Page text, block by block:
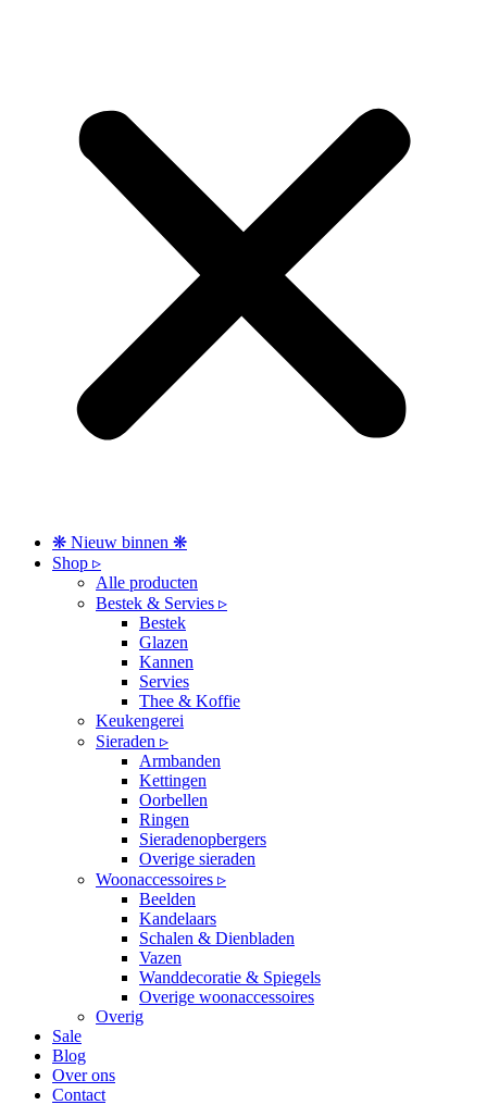
❋ Nieuw binnen ❋
Shop ▹
Alle producten
Bestek & Servies ▹
Bestek
Glazen
Kannen
Servies
Thee & Koffie
Keukengerei
Sieraden ▹
Armbanden
Kettingen
Oorbellen
Ringen
Sieradenopbergers
Overige sieraden
Woonaccessoires ▹
Beelden
Kandelaars
Schalen & Dienbladen
Vazen
Wanddecoratie & Spiegels
Overige woonaccessoires
Overig
Sale
Blog
Over ons
Contact